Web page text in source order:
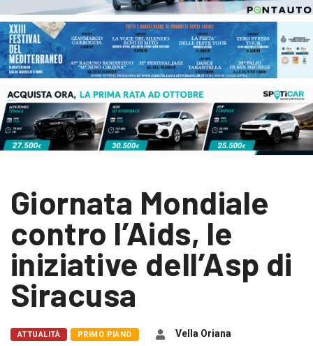
Giornata Mondiale
contro l’Aids, le
iniziative dell’Asp di
Siracusa
ATTUALITÀ PRIMO PIANO
Vella Oriana